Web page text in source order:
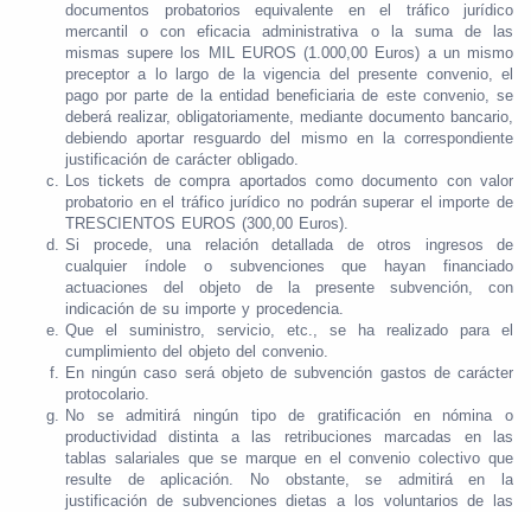
documentos probatorios equivalente en el tráfico jurídico
mercantil o con eficacia administrativa o la suma de las
mismas supere los MIL EUROS (1.000,00 Euros) a un mismo
preceptor a lo largo de la vigencia del presente convenio, el
pago por parte de la entidad beneficiaria de este convenio, se
deberá realizar, obligatoriamente, mediante documento bancario,
debiendo aportar resguardo del mismo en la correspondiente
justificación de carácter obligado.
Los tickets de compra aportados como documento con valor
probatorio en el tráfico jurídico no podrán superar el importe de
TRESCIENTOS EUROS (300,00 Euros).
Si procede, una relación detallada de otros ingresos de
cualquier índole o subvenciones que hayan financiado
actuaciones del objeto de la presente subvención, con
indicación de su importe y procedencia.
Que el suministro, servicio, etc., se ha realizado para el
cumplimiento del objeto del convenio.
En ningún caso será objeto de subvención gastos de carácter
protocolario.
No se admitirá ningún tipo de gratificación en nómina o
productividad distinta a las retribuciones marcadas en las
tablas salariales que se marque en el convenio colectivo que
resulte de aplicación. No obstante, se admitirá en la
justificación de subvenciones dietas a los voluntarios de las